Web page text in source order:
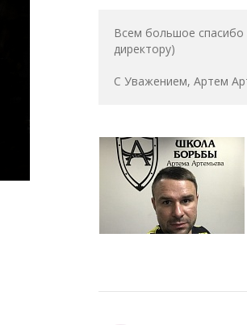
Всем большое спасибо
директору)
С Уважением, Артем